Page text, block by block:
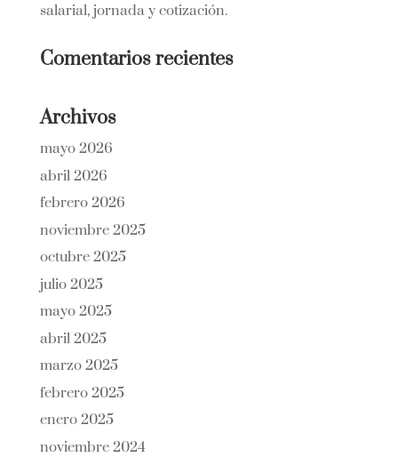
salarial, jornada y cotización.
Comentarios recientes
Archivos
mayo 2026
abril 2026
febrero 2026
noviembre 2025
octubre 2025
julio 2025
mayo 2025
abril 2025
marzo 2025
febrero 2025
enero 2025
noviembre 2024